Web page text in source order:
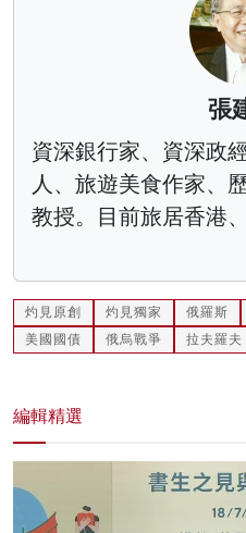
張
資深銀行家、資深政
人、旅遊美食作家、
教授。目前旅居香港
灼見原創 灼見獨家 俄羅斯
美國國債
俄烏戰爭 拉夫羅夫
編輯精選